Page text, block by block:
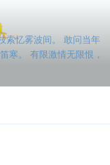
索忆雾波间。 敢问当年
寒。 有限激情无限恨，